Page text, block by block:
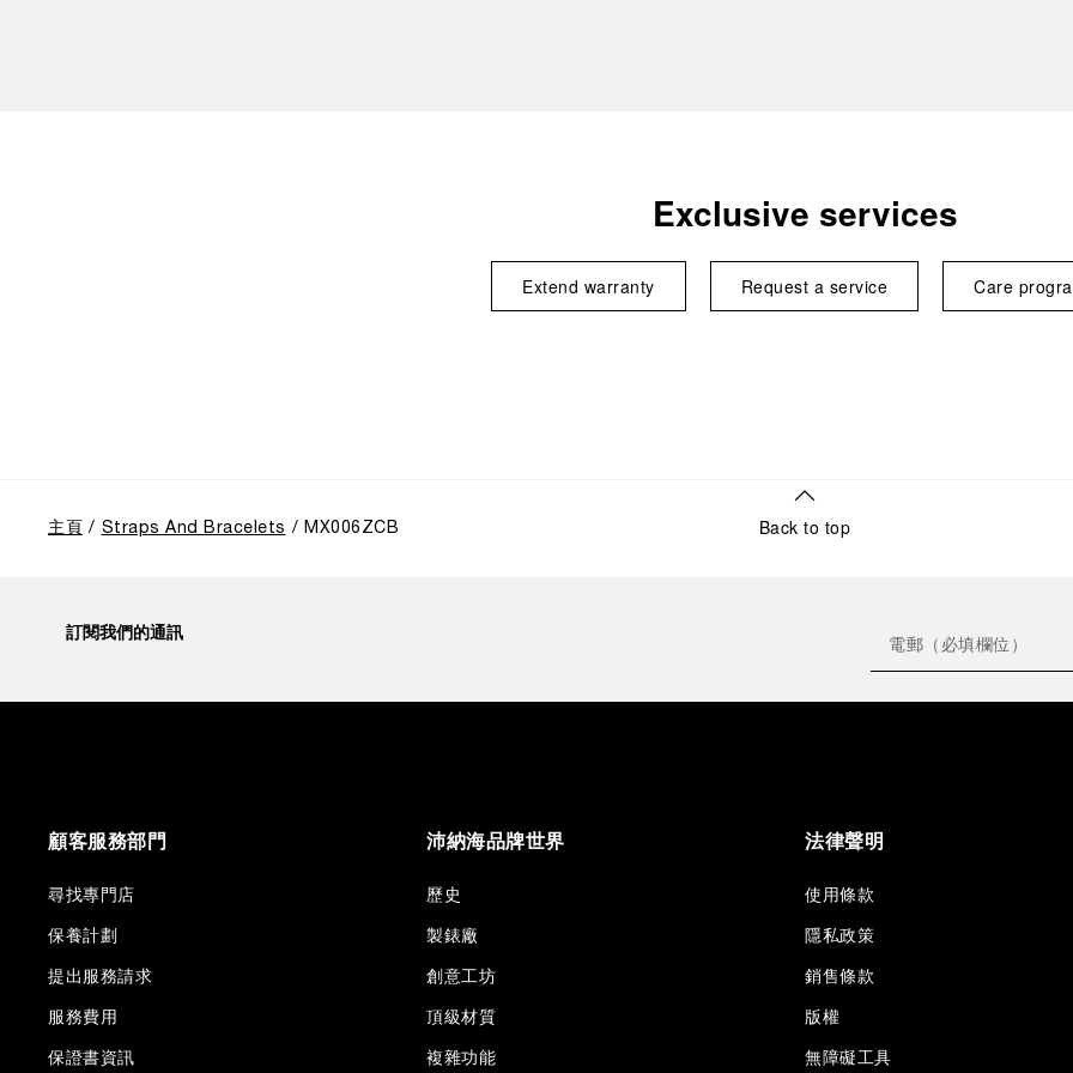
Exclusive services
Extend warranty Request a service Care
主頁 Straps And Bracelets MX006ZCB Back to top
訂閱我們的通訊
顧客服務部門
尋找專門店
保養計劃
提出服務請求
服務費用
保證書資訊
沛納海品牌世界
歷史
製錶廠
創意工坊
頂級材質
複雜功能
法律聲明
使用條款
隱私政策
銷售條款
版權
無障礙工具